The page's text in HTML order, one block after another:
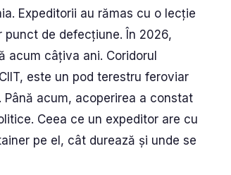
Expeditorii au rămas cu o lecție
de defecțiune. În 2026,
acum câțiva ani. Coridorul
este un pod terestru feroviar
acum, acoperirea a constat
Ceea ce un expeditor are cu
pe el, cât durează și unde se